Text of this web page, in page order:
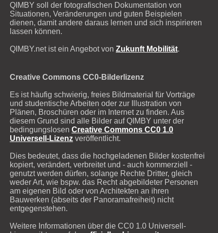
QIMBY soll der fotografischen Dokumentation von
Situationen, Veränderungen und guten Beispielen
dienen, damit andere daraus lernen und sich inspirieren
lassen können.
QIMBY.net ist ein Angebot von Zukunft Mobilität.
Creative Commons CC0-Bilderlizenz
Es ist häufig schwierig, freies Bildmaterial für Vorträge
und studentische Arbeiten oder zur Illustration von
Plänen, Broschüren oder im Internet zu finden. Aus
diesem Grund sind alle Bilder auf QIMBY unter der
bedingungslosen Creative Commons CC0 1.0
Universell-Lizenz veröffentlicht.
Dies bedeutet, dass die hochgeladenen Bilder kostenfrei
kopiert, verändert, verbreitet und - auch kommerziell -
genutzt werden dürfen, solange Rechte Dritter, gleich
weder Art, wie bspw. das Recht abgebildeter Personen
am eigenen Bild oder von Architekten an ihren
Bauwerken (abseits der Panoramafreiheit) nicht
entgegenstehen.
Weitere Informationen über die CC0 1.0 Universell-